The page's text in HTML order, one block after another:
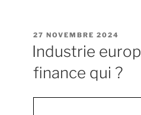
la
PUBLIÉ
LE
27 NOVEMBRE 2024
Industrie
finance qui ?